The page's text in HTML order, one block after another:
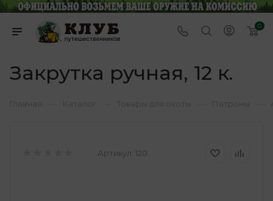
0
Закрутка ручная, 12 к.
Артикул: 120